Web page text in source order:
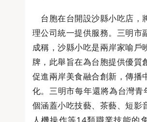
台胞在台開設沙縣小吃店，
理公司統一提供服務。三明市
成稱，沙縣小吃是兩岸家喻戶
牌，此舉旨在為台胞提供優質
促進兩岸美食融合創新，傳播
化。三明市每年還將為台灣青
個涵蓋小吃技藝、茶藝、短影
人機操作等14類職業技能的